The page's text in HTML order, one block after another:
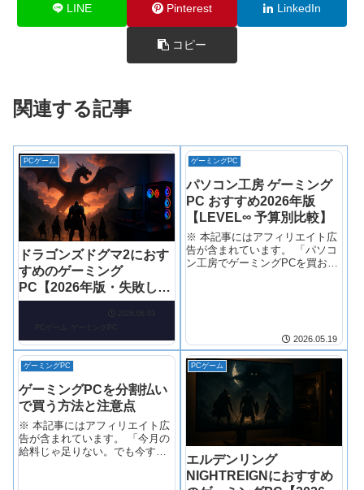
LINE Pinterest LinkedIn
コピー
関連する記事
PCゲーム
ドラゴンズドグマ2におす
すめのゲーミング
PC【2026年版・失敗しな
い選び方】
ゲーミングPC
パソコン工房 ゲーミング
PC おすすめ2026年版
【LEVEL∞ 予算別比較】
※ 本記事にはアフィリエイト広
告が含まれています。 「パソコ
ン工房でゲーミングPCを買おう
て、…
2026.05.19
ゲーミングPC
ゲーミングPCを分割払い
で買う方法と注意点
※ 本記事にはアフィリエイト広
告が含まれています。 「今月の
給料じゃ足りない。でも今すぐ
PCゲーム
エルデンリング
NIGHTREIGNにおすすめ